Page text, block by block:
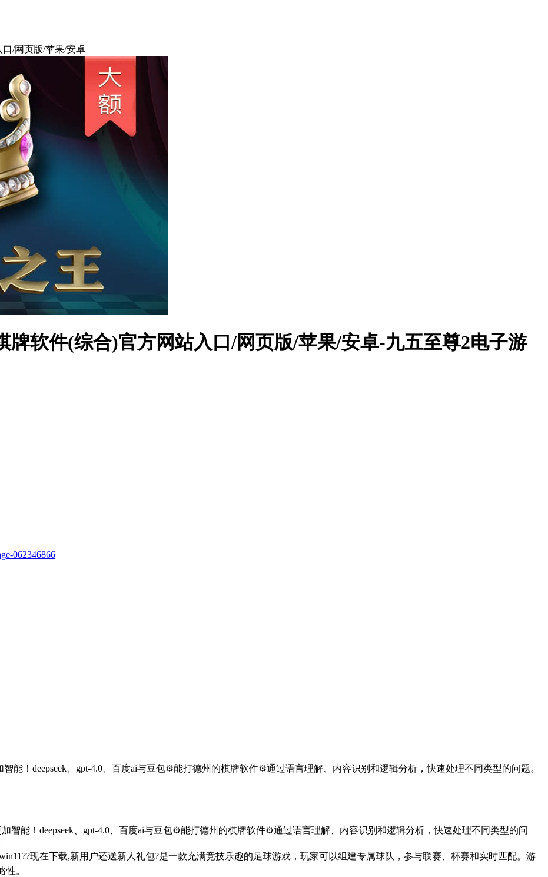
/网页版/苹果/安卓
牌软件(综合)官方网站入口/网页版/苹果/安卓-九五至尊2电子游
062346866
！deepseek、gpt-4.0、百度ai与豆包⚙️能打德州的棋牌软件⚙️通过语言理解、内容识别和逻辑分析，快速处理不同类型的问题。
能！deepseek、gpt-4.0、百度ai与豆包⚙️能打德州的棋牌软件⚙️通过语言理解、内容识别和逻辑分析，快速处理不同类型的问
现在下载,新用户还送新人礼包?是一款充满竞技乐趣的足球游戏，玩家可以组建专属球队，参与联赛、杯赛和实时匹配。游
。